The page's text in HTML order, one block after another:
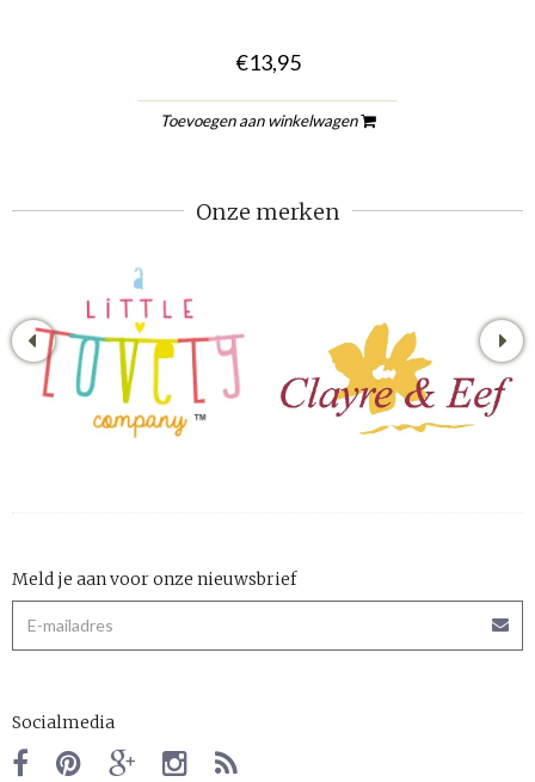
€13,95
Toevoegen aan winkelwagen
Onze merken
Meld je aan voor onze nieuwsbrief
Socialmedia